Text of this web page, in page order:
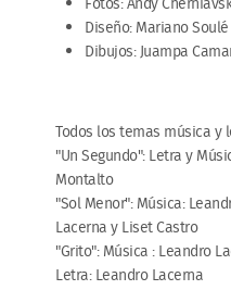
Diseño: Mariano Soulé
Dibujos: Juampa
Todos los temas música y
"Un Segundo": Letra y
Montalto
"Sol Menor": Música:
Lacerna y Liset Castro
"Grito": Música : Leandro
Letra: Leandro Lacerna